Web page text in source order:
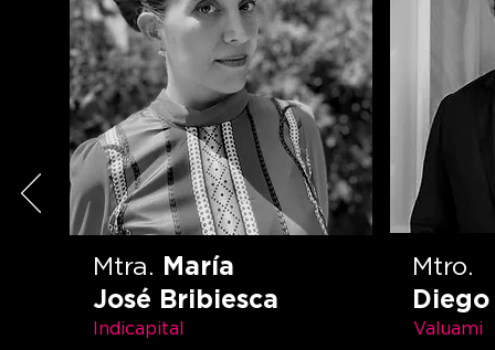
Mtra.
María
José Bribiesca
Mtro.
Indicapital Valuami